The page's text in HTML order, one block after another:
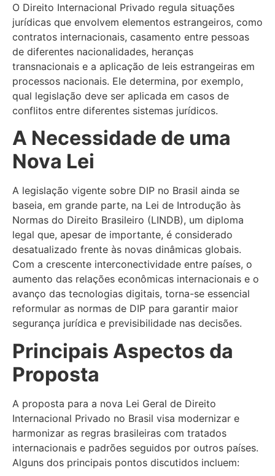
O Direito Internacional Privado regula situações
jurídicas que envolvem elementos estrangeiros, como
contratos internacionais, casamento entre pessoas
de diferentes nacionalidades, heranças
transnacionais e a aplicação de leis estrangeiras em
processos nacionais. Ele determina, por exemplo,
qual legislação deve ser aplicada em casos de
conflitos entre diferentes sistemas jurídicos.
A Necessidade de uma
Nova Lei
A legislação vigente sobre DIP no Brasil ainda se
baseia, em grande parte, na Lei de Introdução às
Normas do Direito Brasileiro (LINDB), um diploma
legal que, apesar de importante, é considerado
desatualizado frente às novas dinâmicas globais.
Com a crescente interconectividade entre países, o
aumento das relações econômicas internacionais e o
avanço das tecnologias digitais, torna-se essencial
reformular as normas de DIP para garantir maior
segurança jurídica e previsibilidade nas decisões.
Principais Aspectos da
Proposta
A proposta para a nova Lei Geral de Direito
Internacional Privado no Brasil visa modernizar e
harmonizar as regras brasileiras com tratados
internacionais e padrões seguidos por outros países.
Alguns dos principais pontos discutidos incluem: